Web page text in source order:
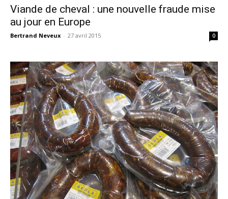
Viande de cheval : une nouvelle fraude mise
au jour en Europe
Bertrand Neveux - 27 avril 2015 0